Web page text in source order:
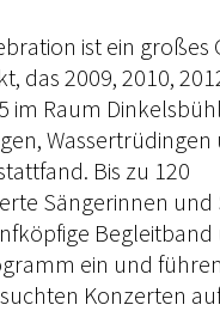
ist ein großes
das 2009, 2010,
im Raum
Wassertrüdingen
Bis zu 120
Sängerinnen und
Begleitband
ein und
Konzerten